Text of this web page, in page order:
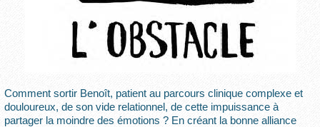
Comment sortir Benoît, patient au parcours clinique complexe et
douloureux, de son vide relationnel, de cette impuissance à
partager la moindre des émotions ? En créant la bonne alliance